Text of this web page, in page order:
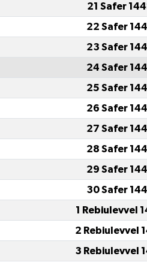
21 Safer
22 Safer
23 Safer
24 Safer
25 Safer
26 Safer
27 Safer
28 Safer
29 Safer
30 Safer
1 Rebiulevvel
2 Rebiulevvel
3 Rebiulevvel